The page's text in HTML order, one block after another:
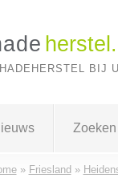
BIJ
Zoeken
» Friesland »